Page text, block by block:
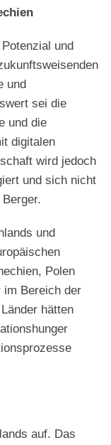
und
und
sei die
und die
digitalen
wird jedoch
und sich nicht
und
Polen
im Bereich der
hätten
auf. Das